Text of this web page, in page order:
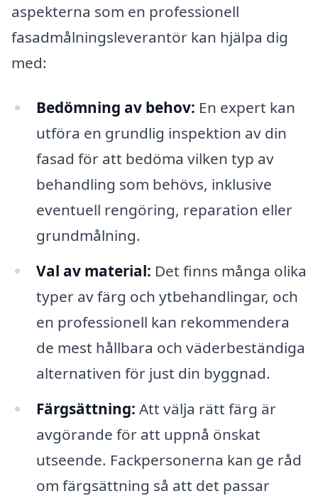
aspekterna som en professionell
fasadmålningsleverantör kan hjälpa dig
med:
Bedömning av behov: En expert kan
utföra en grundlig inspektion av din
fasad för att bedöma vilken typ av
behandling som behövs, inklusive
eventuell rengöring, reparation eller
grundmålning.
Val av material: Det finns många olika
typer av färg och ytbehandlingar, och
en professionell kan rekommendera
de mest hållbara och väderbeständiga
alternativen för just din byggnad.
Färgsättning: Att välja rätt färg är
avgörande för att uppnå önskat
utseende. Fackpersonerna kan ge råd
om färgsättning så att det passar